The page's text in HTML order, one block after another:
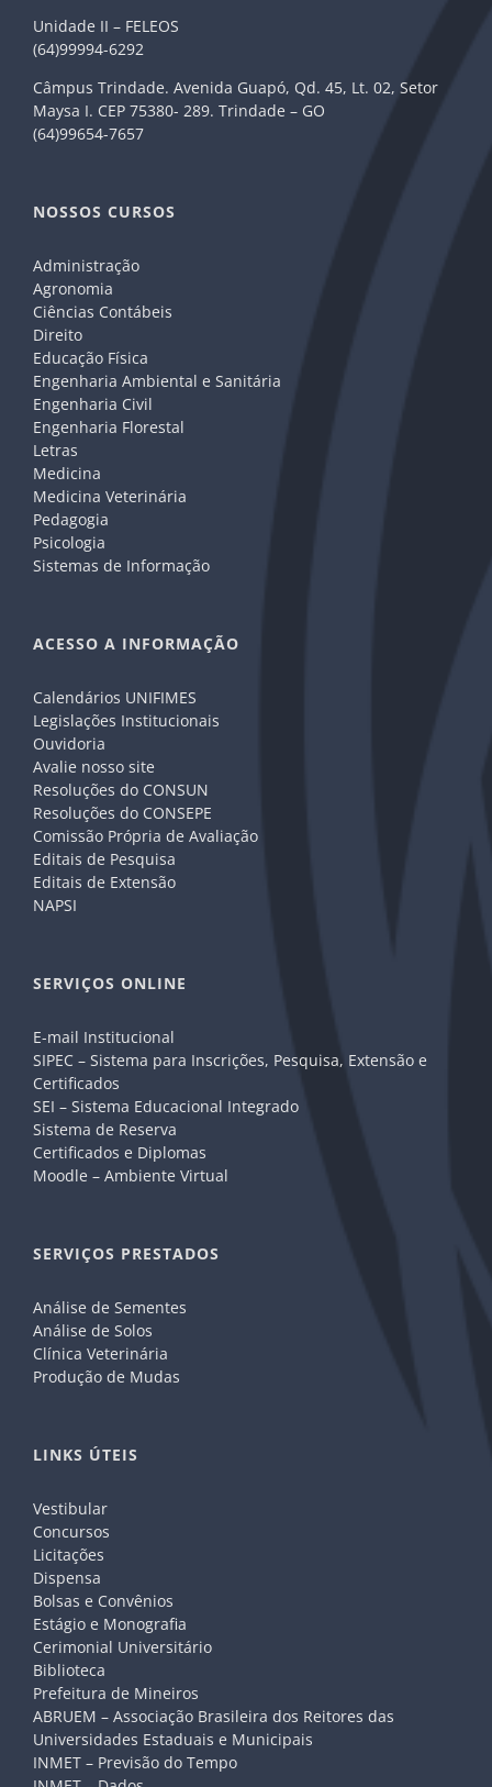
Unidade II – FELEOS
(64)99994-6292
Câmpus Trindade. Avenida Guapó, Qd. 45, Lt. 02, Setor
Maysa I. CEP 75380- 289. Trindade – GO
(64)99654-7657
NOSSOS CURSOS
Administração
Agronomia
Ciências Contábeis
Direito
Educação Física
Engenharia Ambiental e Sanitária
Engenharia Civil
Engenharia Florestal
Letras
Medicina
Medicina Veterinária
Pedagogia
Psicologia
Sistemas de Informação
ACESSO A INFORMAÇÃO
Calendários UNIFIMES
Legislações Institucionais
Ouvidoria
Avalie nosso site
Resoluções do CONSUN
Resoluções do CONSEPE
Comissão Própria de Avaliação
Editais de Pesquisa
Editais de Extensão
NAPSI
SERVIÇOS ONLINE
E-mail Institucional
SIPEC – Sistema para Inscrições, Pesquisa, Extensão e
Certificados
SEI – Sistema Educacional Integrado
Sistema de Reserva
Certificados e Diplomas
Moodle – Ambiente Virtual
SERVIÇOS PRESTADOS
Análise de Sementes
Análise de Solos
Clínica Veterinária
Produção de Mudas
LINKS ÚTEIS
Vestibular
Concursos
Licitações
Dispensa
Bolsas e Convênios
Estágio e Monografia
Cerimonial Universitário
Biblioteca
Prefeitura de Mineiros
ABRUEM – Associação Brasileira dos Reitores das
Universidades Estaduais e Municipais
INMET – Previsão do Tempo